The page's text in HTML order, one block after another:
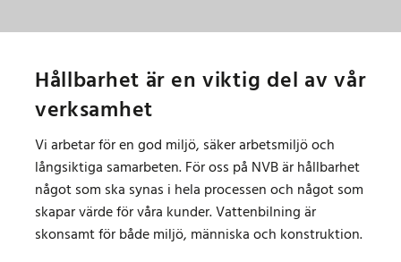
Hållbarhet är en viktig del av vår
verksamhet
Vi arbetar för en god miljö, säker arbetsmiljö och
långsiktiga samarbeten. För oss på NVB är hållbarhet
något som ska synas i hela processen och något som
skapar värde för våra kunder. Vattenbilning är
skonsamt för både miljö, människa och konstruktion.